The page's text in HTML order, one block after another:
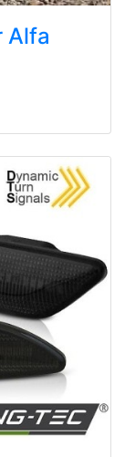
Alfa